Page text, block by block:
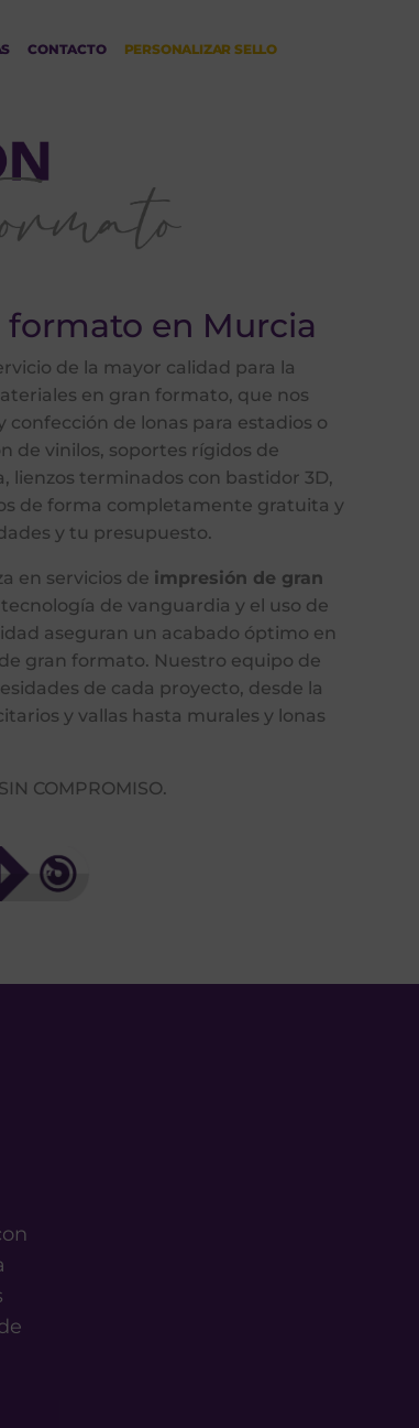
CONTACTO PERSONALIZAR SELLO
en Murcia
de la mayor calidad para la
en gran formato, que nos
de lonas para estadios o
de vinilos, soportes rígidos de
lienzos terminados con bastidor 3D,
de forma completamente gratuita y
y tu presupuesto.
en servicios de impresión de gran
de vanguardia y el uso de
aseguran un acabado óptimo en
gran formato. Nuestro equipo de
de cada proyecto, desde la
y vallas hasta murales y lonas
COMPROMISO.